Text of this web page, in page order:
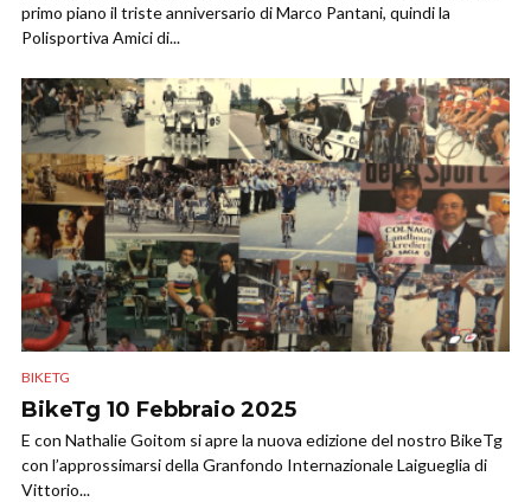
primo piano il triste anniversario di Marco Pantani, quindi la
Polisportiva Amici di...
BIKETG
BikeTg 10 Febbraio 2025
E con Nathalie Goitom si apre la nuova edizione del nostro BikeTg
con l’approssimarsi della Granfondo Internazionale Laigueglia di
Vittorio...